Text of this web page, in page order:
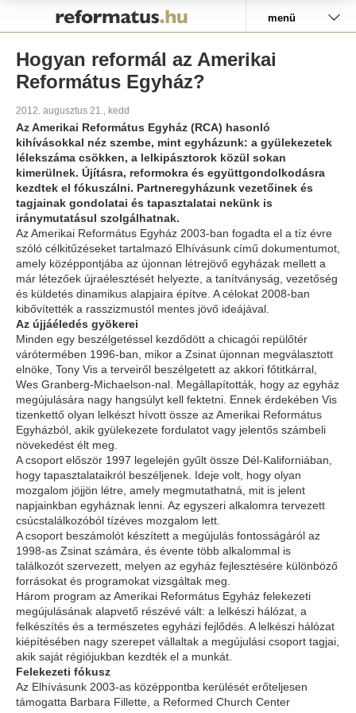
menü
Hogyan reformál az Amerikai
Református Egyház?
2012. augusztus 21., kedd
Az Amerikai Református Egyház (RCA) hasonló
kihívásokkal néz szembe, mint egyházunk: a gyülekezetek
lélekszáma csökken, a lelkipásztorok közül sokan
kimerülnek. Újításra, reformokra és együttgondolkodásra
kezdtek el fókuszálni. Partneregyházunk vezetőinek és
tagjainak gondolatai és tapasztalatai nekünk is
iránymutatásul szolgálhatnak.
Az Amerikai Református Egyház 2003-ban fogadta el a tíz évre
szóló célkitűzéseket tartalmazó Elhívásunk című dokumentumot,
amely középpontjába az újonnan létrejövő egyházak mellett a
már létezőek újraélesztését helyezte, a tanítványság, vezetőség
és küldetés dinamikus alapjaira építve. A célokat 2008-ban
kibővítették a rasszizmustól mentes jövő ideájával.
Az újjáéledés gyökerei
Minden egy beszélgetéssel kezdődött a chicagói repülőtér
várótermében 1996-ban, mikor a Zsinat újonnan megválasztott
elnöke, Tony Vis a terveiről beszélgetett az akkori főtitkárral,
Wes Granberg-Michaelson-nal. Megállapították, hogy az egyház
megújulására nagy hangsúlyt kell fektetni. Ennek érdekében Vis
tizenkettő olyan lelkészt hívott össze az Amerikai Református
Egyházból, akik gyülekezete fordulatot vagy jelentős számbeli
növekedést élt meg.
A csoport először 1997 legelején gyűlt össze Dél-Kaliforniában,
hogy tapasztalataikról beszéljenek. Ideje volt, hogy olyan
mozgalom jöjjön létre, amely megmutathatná, mit is jelent
napjainkban egyháznak lenni. Az egyszeri alkalomra tervezett
csúcstalálkozóból tízéves mozgalom lett.
A csoport beszámolót készített a megújulás fontosságáról az
1998-as Zsinat számára, és évente több alkalommal is
találkozót szervezett, melyen az egyház fejlesztésére különböző
forrásokat és programokat vizsgáltak meg.
Három program az Amerikai Református Egyház felekezeti
megújulásának alapvető részévé vált: a lelkészi hálózat, a
felkészítés és a természetes egyházi fejlődés. A lelkészi hálózat
kiépítésében nagy szerepet vállaltak a megújulási csoport tagjai,
akik saját régiójukban kezdték el a munkát.
Felekezeti fókusz
Az Elhívásunk 2003-as középpontba kerülését erőteljesen
támogatta Barbara Fillette, a Reformed Church Center